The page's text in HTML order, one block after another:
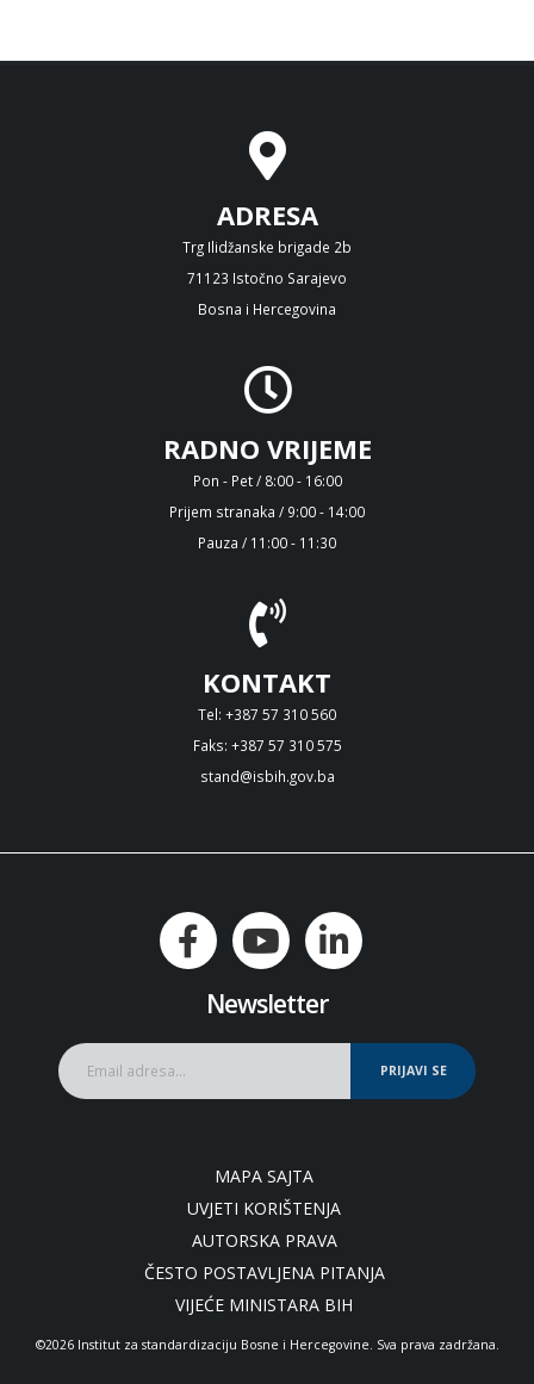
ADRESA
Trg Ilidžanske brigade 2b
71123 Istočno Sarajevo
Bosna i Hercegovina
RADNO VRIJEME
Pon - Pet / 8:00 - 16:00
Prijem stranaka / 9:00 - 14:00
Pauza / 11:00 - 11:30
KONTAKT
Tel: +387 57 310 560
Faks: +387 57 310 575
stand@isbih.gov.ba
Newsletter
PRIJAVI SE
MAPA SAJTA
UVJETI KORIŠTENJA
AUTORSKA PRAVA
ČESTO POSTAVLJENA PITANJA
VIJEĆE MINISTARA BIH
©2026 Institut za standardizaciju Bosne i Hercegovine. Sva prava zadržana.